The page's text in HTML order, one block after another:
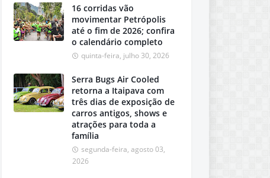
16 corridas vão
movimentar Petrópolis
até o fim de 2026; confira
o calendário completo
quinta-feira, julho 30, 2026
Serra Bugs Air Cooled
retorna a Itaipava com
três dias de exposição de
carros antigos, shows e
atrações para toda a
família
segunda-feira, agosto 03,
2026